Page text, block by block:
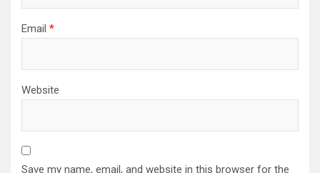
Email *
Website
Save my name, email, and website in this browser for the